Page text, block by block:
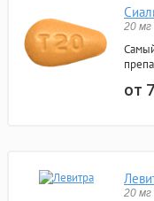
20 мг
от
20 мг